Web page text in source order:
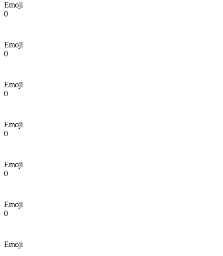
Emoji
0
Emoji
0
Emoji
0
Emoji
0
Emoji
0
Emoji
0
Emoji